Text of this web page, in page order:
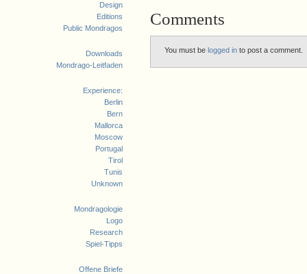
Design
Editions
Public Mondragos
Downloads
Mondrago-Leitfaden
Experience:
Berlin
Bern
Mallorca
Moscow
Portugal
Tirol
Tunis
Unknown
Mondragologie
Logo
Research
Spiel-Tipps
Offene Briefe
Comments
You must be logged in to post a comment.